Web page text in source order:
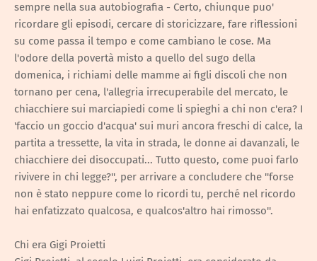
sempre nella sua autobiografia - Certo, chiunque puo'
ricordare gli episodi, cercare di storicizzare, fare riflessioni
su come passa il tempo e come cambiano le cose. Ma
l'odore della povertà misto a quello del sugo della
domenica, i richiami delle mamme ai figli discoli che non
tornano per cena, l'allegria irrecuperabile del mercato, le
chiacchiere sui marciapiedi come li spieghi a chi non c'era? I
'faccio un goccio d'acqua' sui muri ancora freschi di calce, la
partita a tressette, la vita in strada, le donne ai davanzali, le
chiacchiere dei disoccupati... Tutto questo, come puoi farlo
rivivere in chi legge?'', per arrivare a concludere che ''forse
non è stato neppure come lo ricordi tu, perché nel ricordo
hai enfatizzato qualcosa, e qualcos'altro hai rimosso''.
Chi era Gigi Proietti